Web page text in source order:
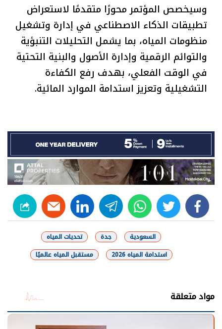
وسيخصص المؤتمر محورًا متقدمًا لاستعراض
تطبيقات الذكاء الاصطناعي في إدارة وتشغيل
منظومات المياه، بما يشمل التحليلات التنبؤية
والتوائم الرقمية وإدارة الأصول والبنية التحتية
في الوقت الفعلي، بهدف رفع الكفاءة
التشغيلية وتعزيز استدامة الموارد المائية.
facebook
twitter
whats
telegram
linkedin
السعودية جدة
تحديات المياه
استدامة المياه 2026
مستقبل المياه عالميًا
مواد متعلقة